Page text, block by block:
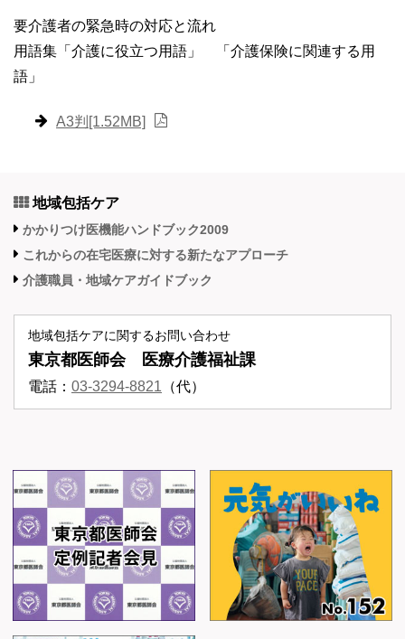
要介護者の緊急時の対応と流れ
用語集「介護に役立つ用語」 「介護保険に関連する用
語」
A3判[1.52MB]
地域包括ケア
かかりつけ医機能ハンドブック2009
これからの在宅医療に対する新たなアプローチ
介護職員・地域ケアガイドブック
地域包括ケアに関するお問い合わせ
東京都医師会 医療介護福祉課
電話： 03-3294-8821 （代）